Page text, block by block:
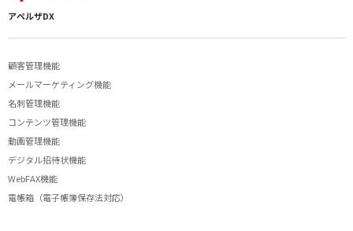
アペルザDX
顧客管理機能
メールマーケティング機能
名刺管理機能
コンテンツ管理機能
動画管理機能
デジタル招待状機能
WebFAX機能
電帳箱（電子帳簿保存法対応）